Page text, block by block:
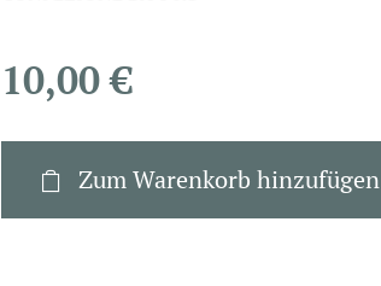
10,00€
Zum Warenkorb hinzufügen